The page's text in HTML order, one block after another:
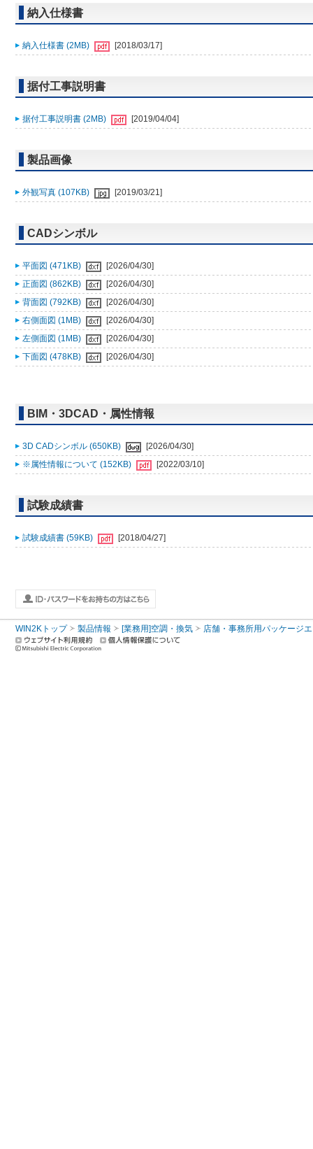
納入仕様書
納入仕様書 (2MB) [2018/03/17]
据付工事説明書
据付工事説明書 (2MB) [2019/04/04]
製品画像
外観写真 (107KB) [2019/03/21]
CADシンボル
平面図 (471KB)
[2026/04/30]
正面図 (862KB)
[2026/04/30]
背面図 (792KB)
[2026/04/30]
右側面図 (1MB)
[2026/04/30]
左側面図 (1MB)
[2026/04/30]
下面図 (478KB)
[2026/04/30]
BIM・3DCAD・属性情報
3D CADシンボル (650KB)
[2026/04/30]
※属性情報について (152KB)
[2022/03/10]
試験成績書
試験成績書 (59KB) [2018/04/27]
WIN2Kトップ 製品情報 [業務用]空調・換気 店舗・事務所用パッケージ